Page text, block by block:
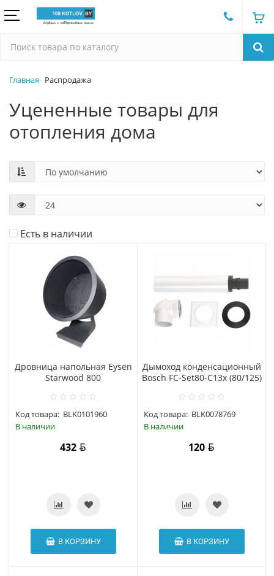
Главная Распродажа
Уцененные товары для
отопления дома
Есть в наличии
Дровница напольная Eysen
Starwood 800
Код товара: BLK0101960
В наличии
432
В КОРЗИНУ
Дымоход конденсационный
Bosch FC-Set80-C13x (80/125)
Код товара: BLK0078769
В наличии
120
В КОРЗИНУ